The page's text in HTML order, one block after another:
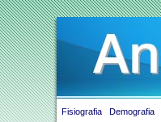
Fisiografia Demografia